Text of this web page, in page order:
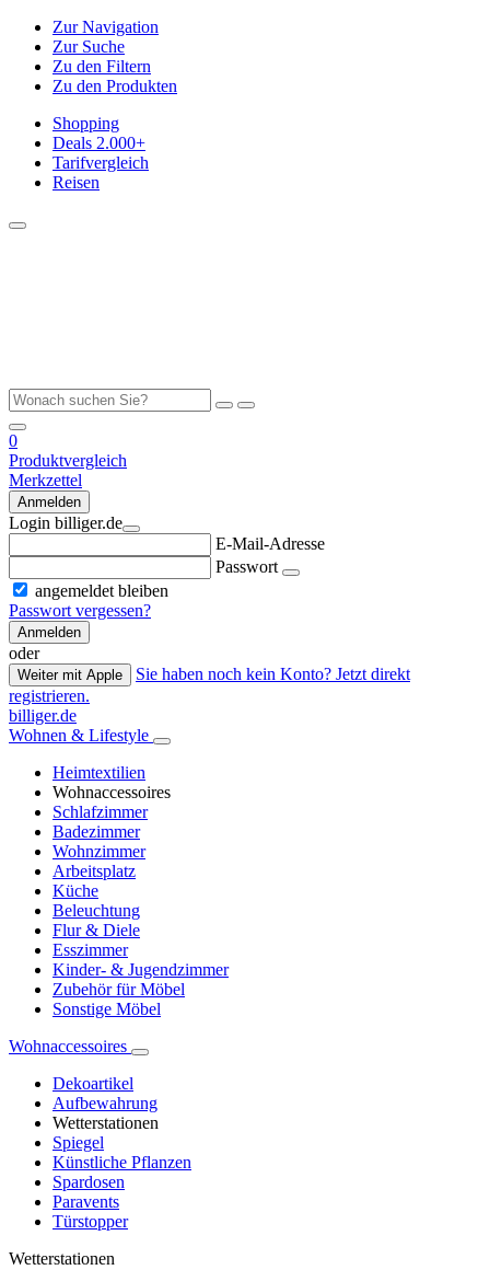
Zur Navigation
Zur Suche
Zu den Filtern
Zu den Produkten
Shopping
Deals 2.000+
Tarifvergleich
Reisen
0
Produktvergleich
Merkzettel
Anmelden
Login billiger.de
E-Mail-Adresse
Passwort
angemeldet bleiben
Passwort vergessen?
Anmelden
oder
Weiter mit Apple
Sie haben noch kein Konto? Jetzt direkt
registrieren.
billiger.de
Wohnen & Lifestyle
Heimtextilien
Wohnaccessoires
Schlafzimmer
Badezimmer
Wohnzimmer
Arbeitsplatz
Küche
Beleuchtung
Flur & Diele
Esszimmer
Kinder- & Jugendzimmer
Zubehör für Möbel
Sonstige Möbel
Wohnaccessoires
Dekoartikel
Aufbewahrung
Wetterstationen
Spiegel
Künstliche Pflanzen
Spardosen
Paravents
Türstopper
Wetterstationen